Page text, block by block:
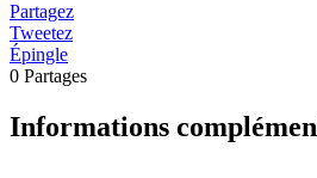
Partagez
Tweetez
Épingle
0 Partages
Informations